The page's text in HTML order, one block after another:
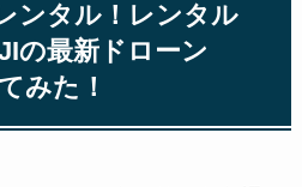
ンタル！レンタル
の最新ドローン
みた！